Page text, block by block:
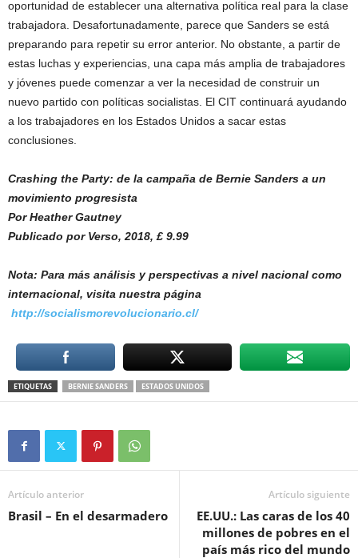
oportunidad de establecer una alternativa política real para la clase
trabajadora. Desafortunadamente, parece que Sanders se está
preparando para repetir su error anterior. No obstante, a partir de
estas luchas y experiencias, una capa más amplia de trabajadores
y jóvenes puede comenzar a ver la necesidad de construir un
nuevo partido con políticas socialistas. El CIT continuará ayudando
a los trabajadores en los Estados Unidos a sacar estas
conclusiones.
Crashing the Party: de la campaña de Bernie Sanders a un
movimiento progresista
Por Heather Gautney
Publicado por Verso, 2018, £ 9.99
Nota: Para más análisis y perspectivas a nivel nacional como
internacional, visita nuestra página
http://socialismorevolucionario.cl/
ETIQUETAS BERNIE SANDERS ESTADOS UNIDOS
Artículo anterior
Brasil – En el desarmadero
Artículo siguiente
EE.UU.: Las caras de los 40
millones de pobres en el
país más rico del mundo